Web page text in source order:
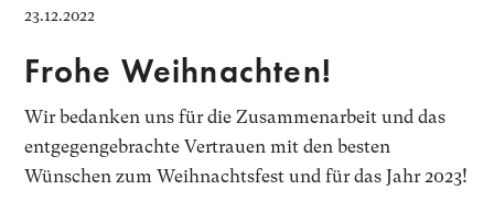
23.12.2022
Frohe Weihnachten!
Wir bedanken uns für die Zusammenarbeit und das
entgegengebrachte Vertrauen mit den besten
Wünschen zum Weihnachtsfest und für das Jahr 2023!